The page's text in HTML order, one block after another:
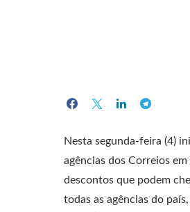
Nesta segunda-feira (4)
agências dos Correios
descontos que podem
todas as agências do